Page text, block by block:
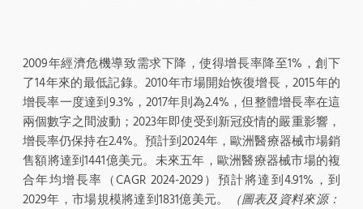
2009年經濟危機導致需求下降，使得增長率降至1%，創下
了14年來的最低記錄。2010年市場開始恢復增長，2015年的
增長率一度達到9.3%，2017年則為2.4%，但整體增長率在這
兩個數字之間波動；2023年即使受到新冠疫情的嚴重影響，
增長率仍保持在2.4%。預計到2024年，歐洲醫療器械市場銷
售額將達到1441億美元。未來五年，歐洲醫療器械市場的複
合年均增長率（CAGR 2024-2029）預計將達到4.91%，到
2029年，市場規模將達到1831億美元。
（圖表及資料來源：